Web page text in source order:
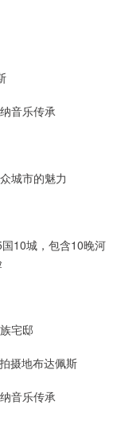
音乐传承
城市的魅力
10城，包含10晚河
宅邸
摄地布达佩斯
音乐传承